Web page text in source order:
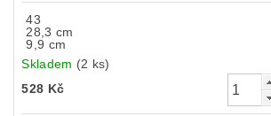
43
28,3 cm
9,9 cm
Skladem (2 ks)
528 Kč